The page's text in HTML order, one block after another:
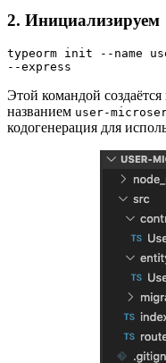
2. Инициализируем
typeorm init --name
--express
Этой командой
названием user-
кодогенерация для